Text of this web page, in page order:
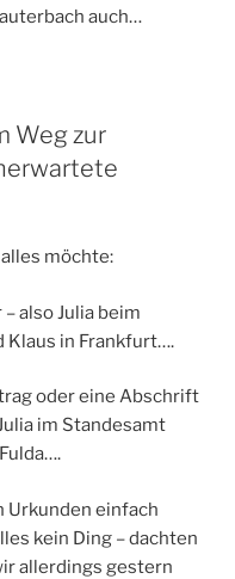
auch…
Weg zur
möchte:
also Julia beim
Klaus in Frankfurt….
oder eine Abschrift
im Standesamt
Urkunden einfach
kein Ding – dachten
allerdings gestern